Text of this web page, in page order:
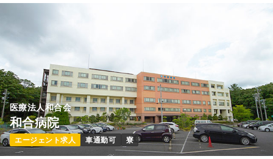
医療法人和合会
和合病院
エージェント求人 車通勤可 寮